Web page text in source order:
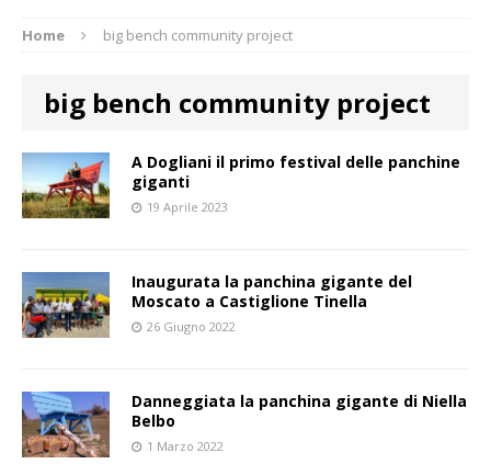
Home big bench community project
big bench community project
A Dogliani il primo festival delle panchine
giganti
19 Aprile 2023
Inaugurata la panchina gigante del
Moscato a Castiglione Tinella
26 Giugno 2022
Danneggiata la panchina gigante di Niella
Belbo
1 Marzo 2022